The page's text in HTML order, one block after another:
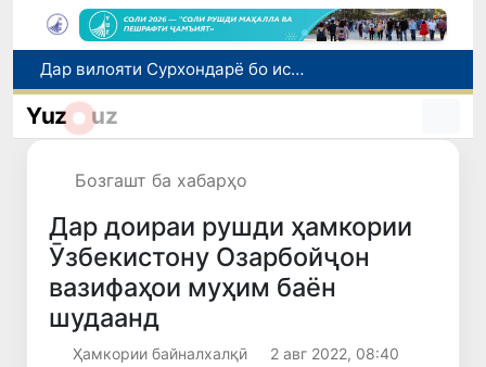
Дар вилояти Сурхондарё бо истифода аз ҳуҷҷатҳои қалбакӣ тасарруфи маблағҳои қарзӣ ба маблағи 25 миллиард сӯм ошкор гардид
Дар Ӯзбекистон ба шахсони бесарпаноҳ паноҳгоҳи муваққатӣ, кумаки иҷтимоӣ ва имконияти бо ҷойи кор таъмин шудан фароҳам карда мешавад
Yuz uz
Бозгашт ба хабарҳо
Дар доираи рушди ҳамкории
Ӯзбекистону Озарбойҷон
вазифаҳои муҳим баён
шудаанд
Ҳамкории байналхалқӣ
2 авг 2022, 08:40